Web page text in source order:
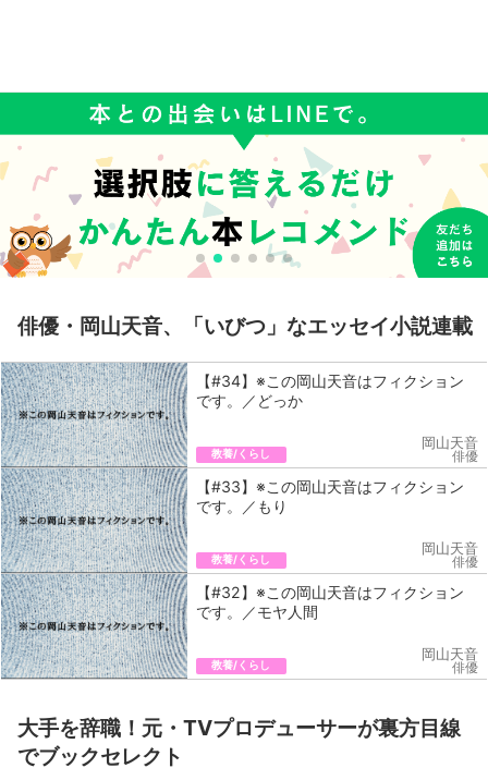
俳優・岡山天音、「いびつ」なエッセイ小説連載
【#34】※この岡山天音はフィクション
です。／どっか
教養/くらし
岡山天音
俳優
【#33】※この岡山天音はフィクション
です。／もり
教養/くらし
岡山天音
俳優
【#32】※この岡山天音はフィクション
です。／モヤ人間
教養/くらし
岡山天音
俳優
大手を辞職！元・TVプロデューサーが裏方目線
でブックセレクト